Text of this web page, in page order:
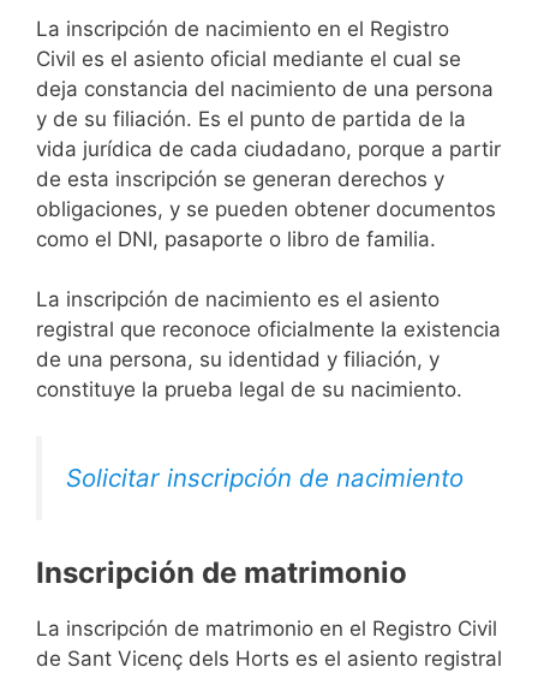
La inscripción de nacimiento en el Registro
Civil es el asiento oficial mediante el cual se
deja constancia del nacimiento de una persona
y de su filiación. Es el punto de partida de la
vida jurídica de cada ciudadano, porque a partir
de esta inscripción se generan derechos y
obligaciones, y se pueden obtener documentos
como el DNI, pasaporte o libro de familia.
La inscripción de nacimiento es el asiento
registral que reconoce oficialmente la existencia
de una persona, su identidad y filiación, y
constituye la prueba legal de su nacimiento.
Solicitar inscripción de nacimiento
Inscripción de matrimonio
La inscripción de matrimonio en el Registro Civil
de Sant Vicenç dels Horts es el asiento registral